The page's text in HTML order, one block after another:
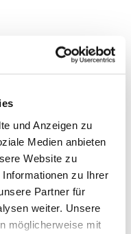
und Anzeigen zu
Medien anbieten
Website zu
zu Ihrer
Partner für
weiter. Unsere
möglicherweise mit